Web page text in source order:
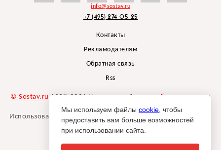
info@sostav.ru
+7 (495) 274-05-25
Контакты
Рекламодателям
Обратная связь
Rss
© Sostav.ru 1998-2026 Независимый проектбрендингового
агентства Depot
Использование материалов Sostav.ru допустимо только при
указании источника.
Мы используем файлы cookie , чтобы
предоставить вам больше возможностей
при использовании сайта.